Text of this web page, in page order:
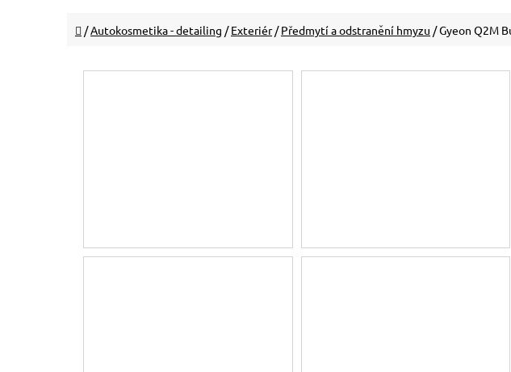
Domů
/Autokosmetika - detailing / Exteriér / Předmytí a odstranění hmyzu /Gyeon Q2M